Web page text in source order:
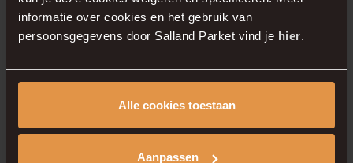
informatie over cookies en het gebruik van
persoonsgegevens door Salland Parket vind je hier.
Alle cookies toestaan
Aanpassen
uw nieuwe woning in Zenderink Wierden? Wij
nodigen u van harte uit in onze showroom in
Deventer. Onze adviseurs staan voor u klaar
met persoonlijke aandacht, eerlijk advies en
via onze website.